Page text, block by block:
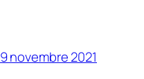
9 novembre 2021